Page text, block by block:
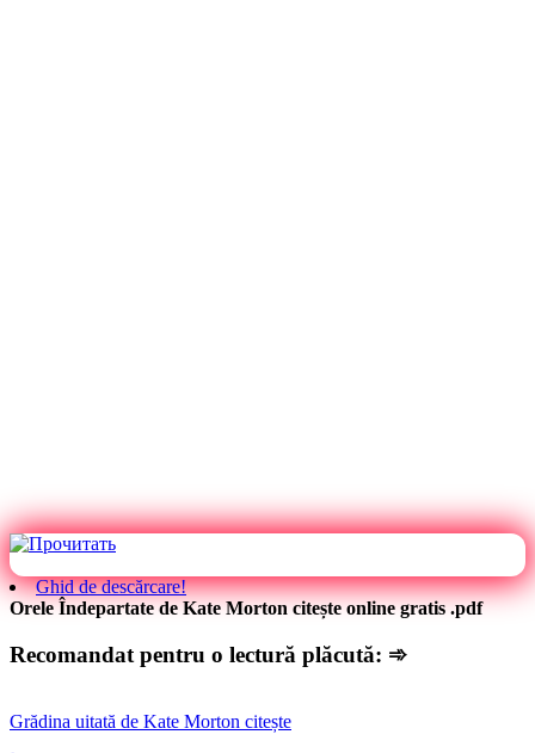
Ghid de descărcare!
Orele Îndepartate de Kate Morton citește online gratis .pdf
Recomandat pentru o lectură plăcută: ➾
Grădina uitată de Kate Morton citește